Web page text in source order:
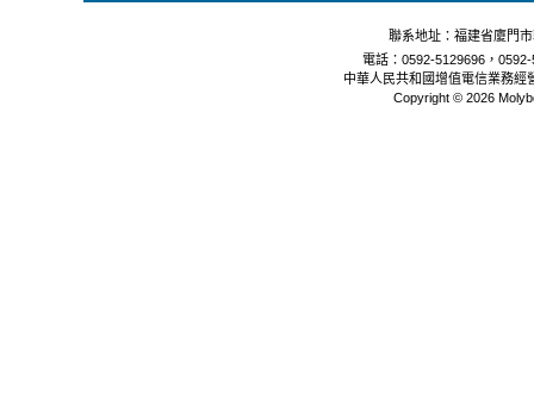
聯系地址：福建省廈門
電話：0592-5129696，
中華人民共和國增值電信業務經
Copyright © 2026